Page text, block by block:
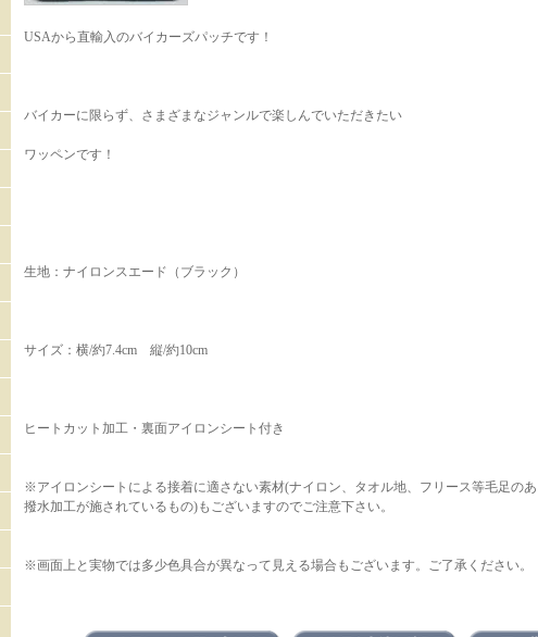
USAから直輸入のバイカーズパッチです！
バイカーに限らず、さまざまなジャンルで楽しんでいただきたい
ワッペンです！
生地：ナイロンスエード（ブラック）
サイズ：横/約7.4cm 縦/約10cm
ヒートカット加工・裏面アイロンシート付き
※アイロンシートによる接着に適さない素材(ナイロン、タオル地、フリース等毛足のあ
撥水加工が施されているもの)もございますのでご注意下さい。
※画面上と実物では多少色具合が異なって見える場合もございます。ご了承ください。